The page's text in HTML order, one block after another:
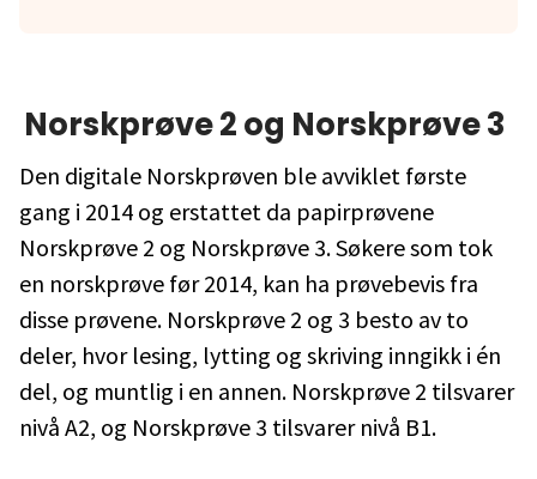
Norskprøve 2 og Norskprøve 3
Den digitale Norskprøven ble avviklet første
gang i 2014 og erstattet da papirprøvene
Norskprøve 2 og Norskprøve 3. Søkere som tok
en norskprøve før 2014, kan ha prøvebevis fra
disse prøvene. Norskprøve 2 og 3 besto av to
deler, hvor lesing, lytting og skriving inngikk i én
del, og muntlig i en annen. Norskprøve 2 tilsvarer
nivå A2, og Norskprøve 3 tilsvarer nivå B1.